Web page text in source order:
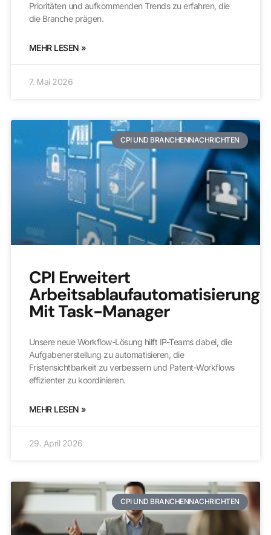
Prioritäten und aufkommenden Trends zu erfahren, die
die Branche prägen.
MEHR LESEN »
7. Mai 2026
CPI UND BRANCHENNACHRICHTEN
CPI Erweitert
Arbeitsablaufautomatisierung
Mit Task-Manager
Unsere neue Workflow-Lösung hilft IP-Teams dabei, die
Aufgabenerstellung zu automatisieren, die
Fristensichtbarkeit zu verbessern und Patent-Workflows
effizienter zu koordinieren.
MEHR LESEN »
29. April 2026
CPI UND BRANCHENNACHRICHTEN